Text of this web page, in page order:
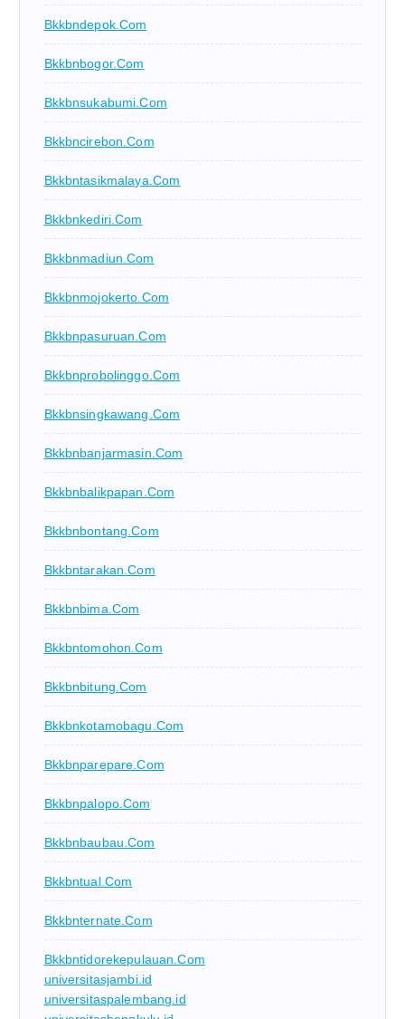
Bkkbndepok.com
Bkkbnbogor.com
Bkkbnsukabumi.com
Bkkbncirebon.com
Bkkbntasikmalaya.com
Bkkbnkediri.com
Bkkbnmadiun.com
Bkkbnmojokerto.com
Bkkbnpasuruan.com
Bkkbnprobolinggo.com
Bkkbnsingkawang.com
Bkkbnbanjarmasin.com
Bkkbnbalikpapan.com
Bkkbnbontang.com
Bkkbntarakan.com
Bkkbnbima.com
Bkkbntomohon.com
Bkkbnbitung.com
Bkkbnkotamobagu.com
Bkkbnparepare.com
Bkkbnpalopo.com
Bkkbnbaubau.com
Bkkbntual.com
Bkkbnternate.com
Bkkbntidorekepulauan.com
universitasjambi.id
universitaspalembang.id